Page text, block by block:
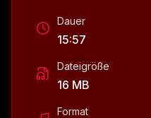
Dauer
15:57
Dateigröße
16 MB
Format